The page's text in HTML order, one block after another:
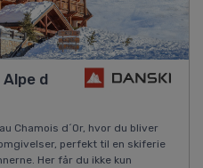
d
Chamois d´Or, hvor du bliver
perfekt til en skiferie
Her får du ikke kun